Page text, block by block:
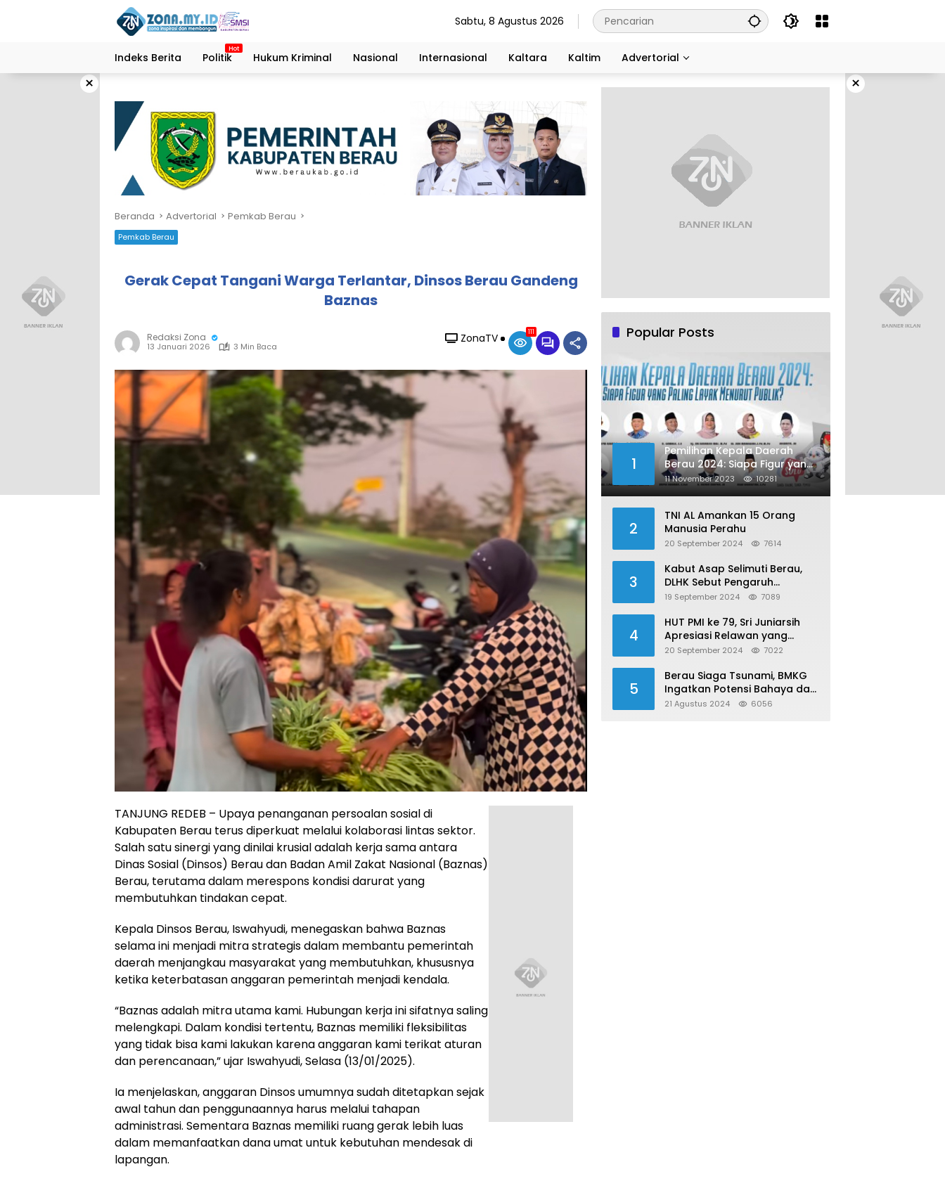
Sabtu, 8 Agustus 2026
Indeks Berita Politik Hukum Kriminal Nasional Internasional Kaltara Kaltim Advertorial
× ×
Beranda Advertorial Pemkab Berau
Pemkab Berau
Gerak Cepat Tangani Warga Terlantar, Dinsos Berau Gandeng
Baznas
Redaksi Zona
13 Januari 2026 3 Min Baca
ZonaTV 111
TANJUNG REDEB – Upaya penanganan persoalan sosial di
Kabupaten Berau terus diperkuat melalui kolaborasi lintas sektor.
Salah satu sinergi yang dinilai krusial adalah kerja sama antara
Dinas Sosial (Dinsos) Berau dan Badan Amil Zakat Nasional (Baznas)
Berau, terutama dalam merespons kondisi darurat yang
membutuhkan tindakan cepat.
Kepala Dinsos Berau, Iswahyudi, menegaskan bahwa Baznas
selama ini menjadi mitra strategis dalam membantu pemerintah
daerah menjangkau masyarakat yang membutuhkan, khususnya
ketika keterbatasan anggaran pemerintah menjadi kendala.
“Baznas adalah mitra utama kami. Hubungan kerja ini sifatnya saling
melengkapi. Dalam kondisi tertentu, Baznas memiliki fleksibilitas
yang tidak bisa kami lakukan karena anggaran kami terikat aturan
dan perencanaan,” ujar Iswahyudi, Selasa (13/01/2025).
Ia menjelaskan, anggaran Dinsos umumnya sudah ditetapkan sejak
awal tahun dan penggunaannya harus melalui tahapan
administrasi. Sementara Baznas memiliki ruang gerak lebih luas
dalam memanfaatkan dana umat untuk kebutuhan mendesak di
lapangan.
Popular Posts
1
Pemilihan Kepala Daerah
Berau 2024: Siapa Figur yang
Paling Layak Menurut Publik?
11 November 2023 10281
2
TNI AL Amankan 15 Orang
Manusia Perahu
20 September 2024 7614
3
Kabut Asap Selimuti Berau,
DLHK Sebut Pengaruh
Karhutla
19 September 2024 7089
4
HUT PMI ke 79, Sri Juniarsih
Apresiasi Relawan yang
Konsisten Donor Darah
20 September 2024 7022
5
Berau Siaga Tsunami, BMKG
Ingatkan Potensi Bahaya dari
Megathrust Utara Sulawesi
21 Agustus 2024 6056